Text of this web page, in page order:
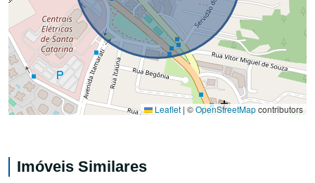
Leaflet | ©OpenStreetMapcontributors
Imóveis Similares